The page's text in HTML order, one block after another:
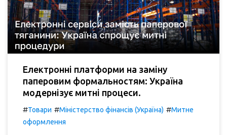
Електронні платформи на заміну
паперовим формальностям: Україна
модернізує митні процеси.
#Товари #Міністерство фінансів (Україна) #Митне
оформлення